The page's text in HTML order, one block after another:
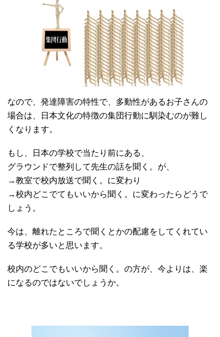
なので、発達障害の特性で、多動性があるお子さんの
場合は、日本文化の特徴の集団行動に馴染むのが難し
くなります。
もし、日本の学校で当たり前にある、
グラウンドで整列して先生の話を聞く。が、
→教室で校内放送で聞く。に変わり
→校内どこでてもいいから聞く。に変わったらどうで
しょう。
今は、離れたところで聞くとかの配慮をしてくれてい
る学校が多いと思います。
校内のどこでもいいから聞く。の方が、今よりは、楽
になるのではないでしょうか。